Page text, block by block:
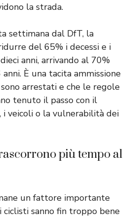
la strada.
settimana dal DfT, la
del 65% i decessi e i
anni, arrivando al 70%
È una tacita ammissione
arrestati e che le regole
tenuto il passo con il
i veicoli o la vulnerabilità dei
più tempo al
un fattore importante
ciclisti sanno fin troppo bene